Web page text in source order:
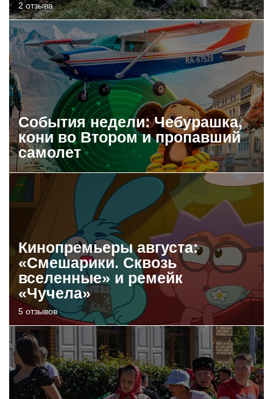
2 отзыва
События недели: Чебурашка,
кони во Втором и пропавший
самолет
Кинопремьеры августа:
«Смешарики. Сквозь
вселенные» и ремейк
«Чучела»
5 отзывов